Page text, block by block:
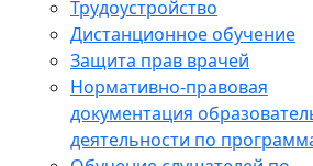
Трудоустройство
Дистанционное обучение
Защита прав врачей
Нормативно-правовая
документация
деятельности по